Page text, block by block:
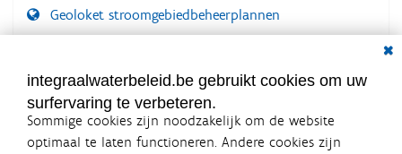
Geoloket stroomgebiedbeheerplannen
LOGIN VEREIST
integraalwaterbeleid.be gebruikt cookies om uw
surfervaring te verbeteren.
Sommige cookies zijn noodzakelijk om de website
optimaal te laten functioneren. Andere cookies zijn